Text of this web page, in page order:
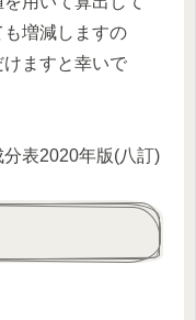
増減しますの
ますと幸いで
表2020年版(八訂)